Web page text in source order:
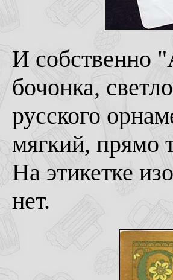
И собственно
бочонка,
русского
мягкий, прямо
На этикетке
нет.